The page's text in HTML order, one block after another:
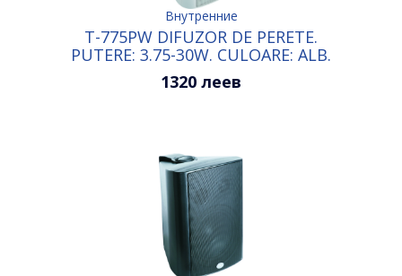
Внутренние
T-775PW DIFUZOR DE PERETE.
PUTERE: 3.75-30W. CULOARE: ALB.
1320 леев